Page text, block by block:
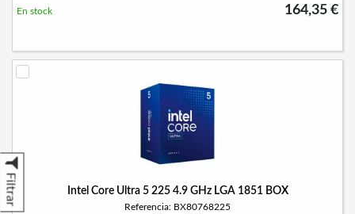
Filtrar
164,35 €
En stock
Intel Core Ultra 5 225 4.9 GHz LGA 1851 BOX
Referencia: BX80768225